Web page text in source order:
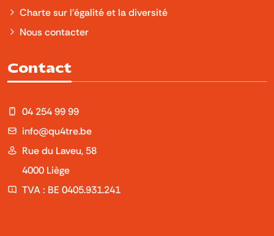
Charte sur l'égalité et la diversité
Nous contacter
Contact
04 254 99 99
info@qu4tre.be
Rue du Laveu, 58
4000 Liège
TVA : BE 0405.931.241